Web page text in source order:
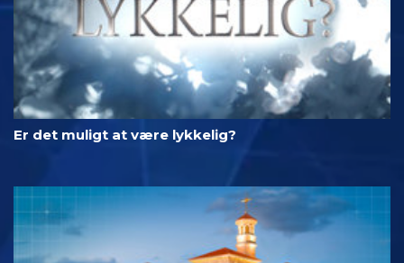
Er det muligt at være lykkelig?